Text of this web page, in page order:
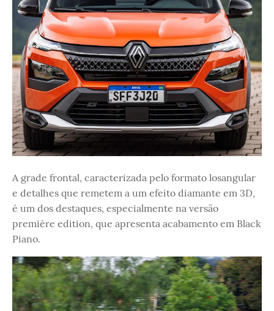
A grade frontal, caracterizada pelo formato losangular
e detalhes que remetem a um efeito diamante em 3D,
é um dos destaques, especialmente na versão
première edition, que apresenta acabamento em Black
Piano.